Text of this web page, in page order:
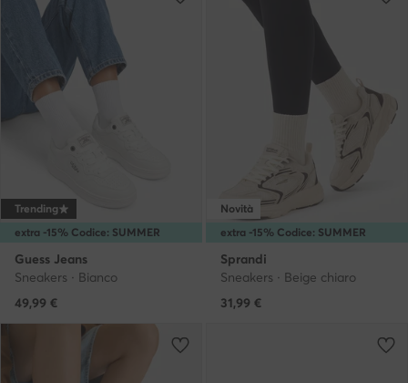
extra -15% Codice: SUMMER
Trending
Guess Jeans
Sneakers · Bianco
49,99 €
extra -15% Codice: SUMMER
Novità
Sprandi
Sneakers · Beige chiaro
31,99 €